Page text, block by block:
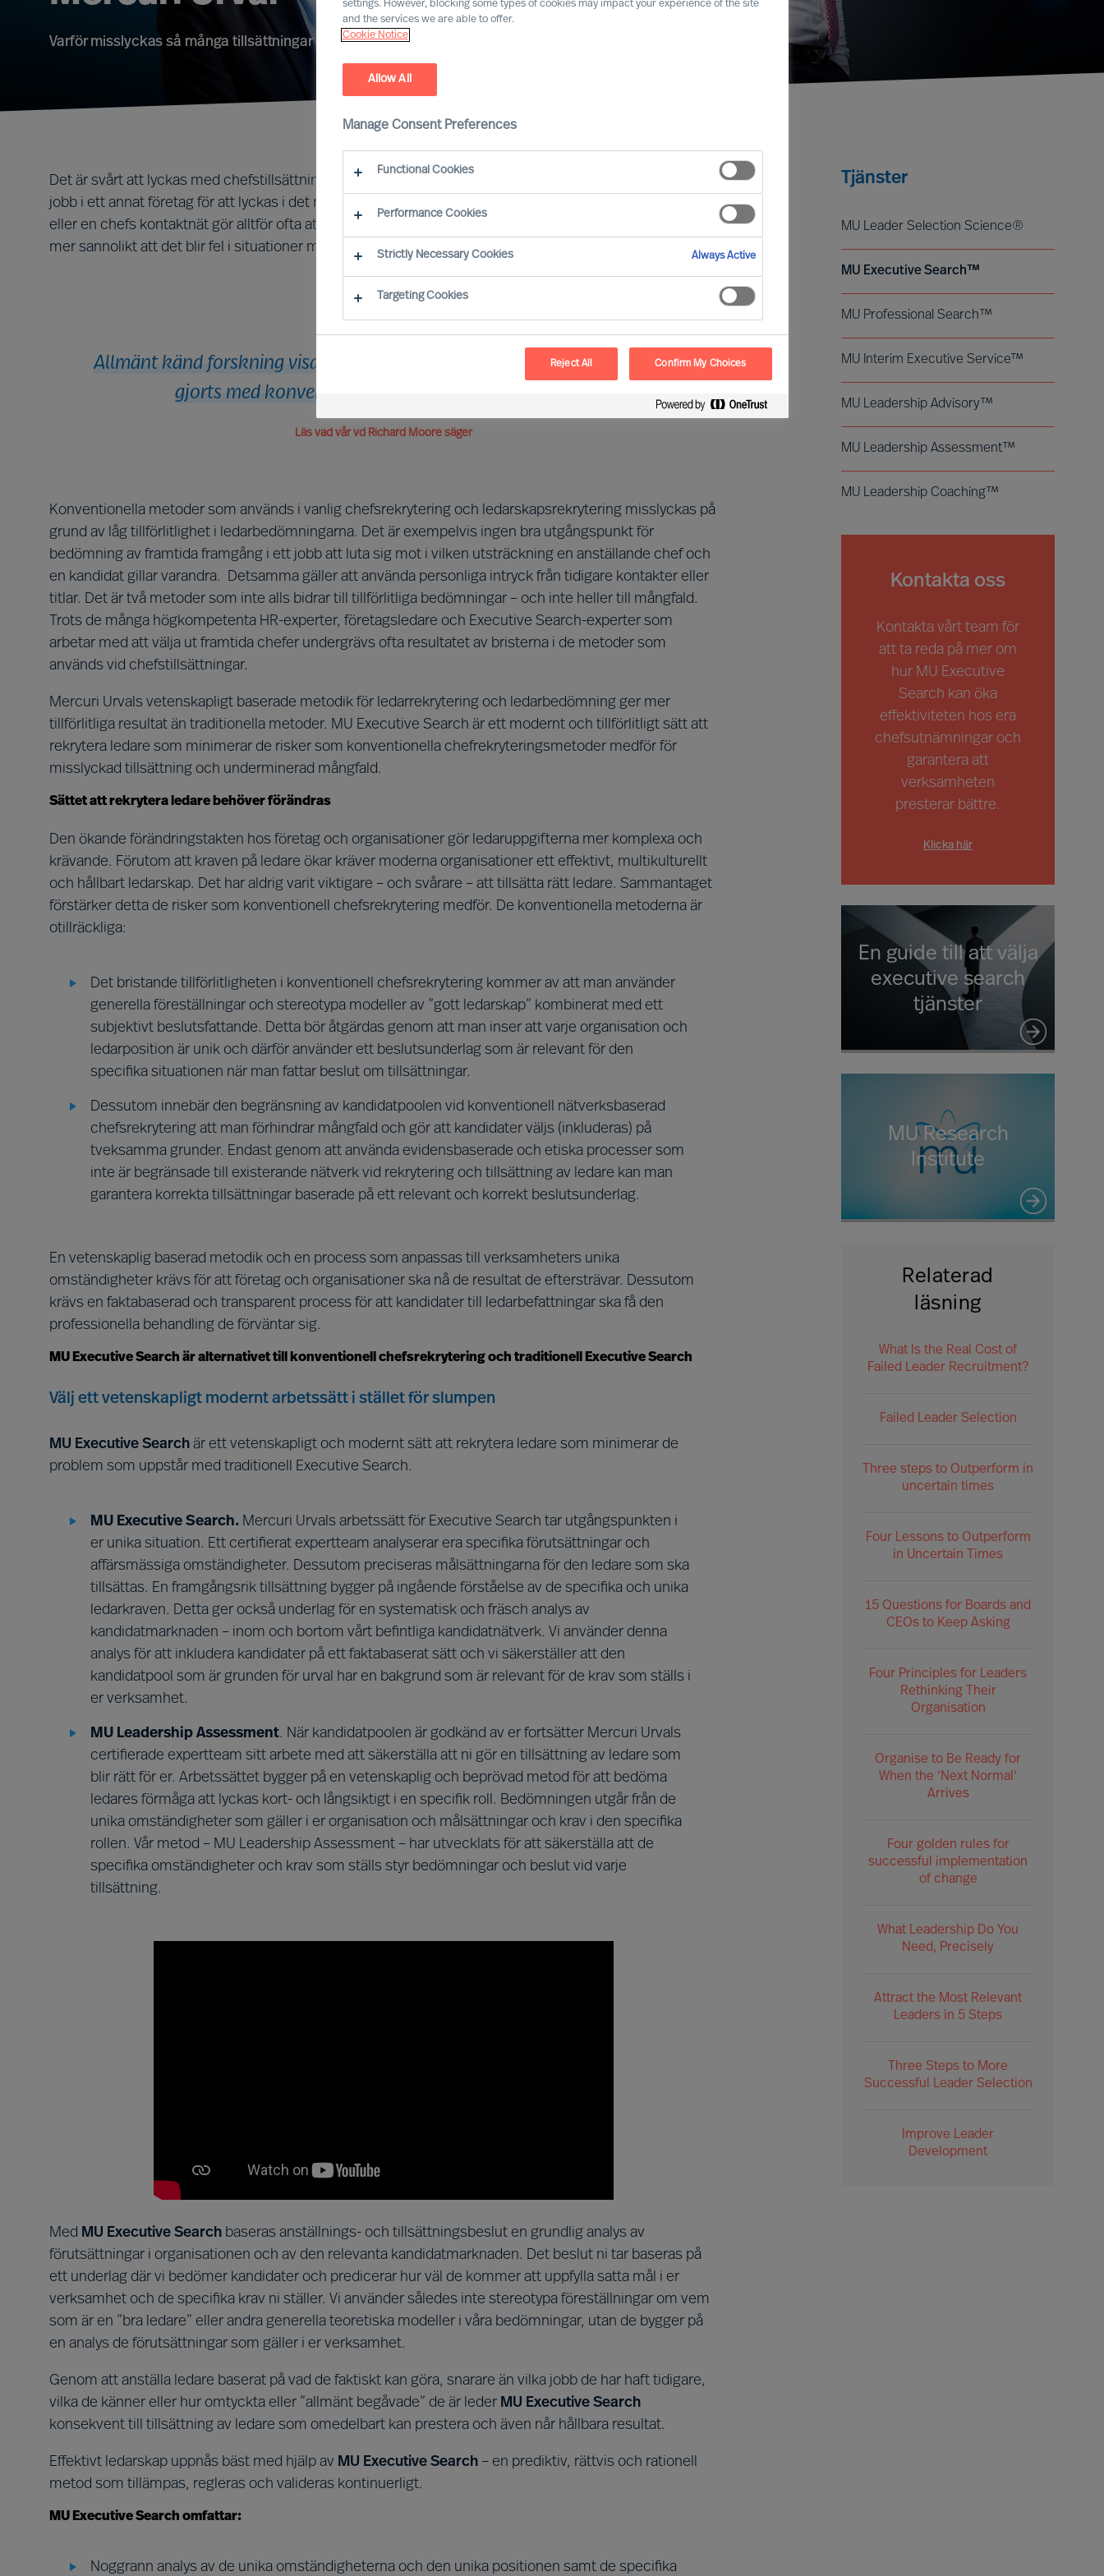
Varför misslyckas så många tillsättningar med konventionell chefsrekrytering?
Det är svårt att lyckas med chefstillsättningar. Det räcker inte med att ha erfarenhet från ett liknande
jobb i ett annat företag för att lyckas i det nya jobbet. Och att enbart förlita sig på en rekryteringskonsults
eller en chefs kontaktnät gör alltför ofta att man riskerar att misslyckas med rekryteringen. Det är ännu
mer sannolikt att det blir fel i situationer med hög förändringstakt och ledaruppgifterna är komplexa.
Allmänt känd forskning visar att 40–60 % av de chefstillsättningar som
gjorts med konventionella metoder har misslyckats.
Läs vad vår vd Richard Moore säger
Konventionella metoder som används i vanlig chefsrekrytering och ledarskapsrekrytering misslyckas på
grund av låg tillförlitlighet i ledarbedömningarna. Det är exempelvis ingen bra utgångspunkt för
bedömning av framtida framgång i ett jobb att luta sig mot i vilken utsträckning en anställande chef och
en kandidat gillar varandra. Detsamma gäller att använda personliga intryck från tidigare kontakter eller
titlar. Det är två metoder som inte alls bidrar till tillförlitliga bedömningar – och inte heller till mångfald.
Trots de många högkompetenta HR-experter, företagsledare och Executive Search-experter som
arbetar med att välja ut framtida chefer undergrävs ofta resultatet av bristerna i de metoder som
används vid chefstillsättningar.
Mercuri Urvals vetenskapligt baserade metodik för ledarrekrytering och ledarbedömning ger mer
tillförlitliga resultat än traditionella metoder. MU Executive Search är ett modernt och tillförlitligt sätt att
rekrytera ledare som minimerar de risker som konventionella chefrekryteringsmetoder medför för
misslyckad tillsättning och underminerad mångfald.
Sättet att rekrytera ledare behöver förändras
Den ökande förändringstakten hos företag och organisationer gör ledaruppgifterna mer komplexa och
krävande. Förutom att kraven på ledare ökar kräver moderna organisationer ett effektivt, multikulturellt
och hållbart ledarskap. Det har aldrig varit viktigare – och svårare – att tillsätta rätt ledare. Sammantaget
förstärker detta de risker som konventionell chefsrekrytering medför. De konventionella metoderna är
otillräckliga:
Det bristande tillförlitligheten i konventionell chefsrekrytering kommer av att man använder
generella föreställningar och stereotypa modeller av ”gott ledarskap” kombinerat med ett
subjektivt beslutsfattande. Detta bör åtgärdas genom att man inser att varje organisation och
ledarposition är unik och därför använder ett beslutsunderlag som är relevant för den
specifika situationen när man fattar beslut om tillsättningar.
Dessutom innebär den begränsning av kandidatpoolen vid konventionell nätverksbaserad
chefsrekrytering att man förhindrar mångfald och gör att kandidater väljs (inkluderas) på
tveksamma grunder. Endast genom att använda evidensbaserade och etiska processer som
inte är begränsade till existerande nätverk vid rekrytering och tillsättning av ledare kan man
garantera korrekta tillsättningar baserade på ett relevant och korrekt beslutsunderlag.
En vetenskaplig baserad metodik och en process som anpassas till verksamheters unika
omständigheter krävs för att företag och organisationer ska nå de resultat de eftersträvar. Dessutom
krävs en faktabaserad och transparent process för att kandidater till ledarbefattningar ska få den
professionella behandling de förväntar sig.
MU Executive Search är alternativet till konventionell chefsrekrytering och traditionell Executive Search
Välj ett vetenskapligt modernt arbetssätt i stället för slumpen
MU Executive Search är ett vetenskapligt och modernt sätt att rekrytera ledare som minimerar de
problem som uppstår med traditionell Executive Search.
MU Executive Search. Mercuri Urvals arbetssätt för Executive Search tar utgångspunkten i
er unika situation. Ett certifierat expertteam analyserar era specifika förutsättningar och
affärsmässiga omständigheter. Dessutom preciseras målsättningarna för den ledare som ska
tillsättas. En framgångsrik tillsättning bygger på ingående förståelse av de specifika och unika
ledarkraven. Detta ger också underlag för en systematisk och fräsch analys av
kandidatmarknaden – inom och bortom vårt befintliga kandidatnätverk. Vi använder denna
analys för att inkludera kandidater på ett faktabaserat sätt och vi säkerställer att den
kandidatpool som är grunden för urval har en bakgrund som är relevant för de krav som ställs i
er verksamhet.
MU Leadership Assessment. När kandidatpoolen är godkänd av er fortsätter Mercuri Urvals
certifierade expertteam sitt arbete med att säkerställa att ni gör en tillsättning av ledare som
blir rätt för er. Arbetssättet bygger på en vetenskaplig och beprövad metod för att bedöma
ledares förmåga att lyckas kort- och långsiktigt i en specifik roll. Bedömningen utgår från de
unika omständigheter som gäller i er organisation och målsättningar och krav i den specifika
rollen. Vår metod – MU Leadership Assessment – har utvecklats för att säkerställa att de
specifika omständigheter och krav som ställs styr bedömningar och beslut vid varje
tillsättning.
Med MU Executive Search baseras anställnings- och tillsättningsbeslut en grundlig analys av
förutsättningar i organisationen och av den relevanta kandidatmarknaden. Det beslut ni tar baseras på
ett underlag där vi bedömer kandidater och predicerar hur väl de kommer att uppfylla satta mål i er
verksamhet och de specifika krav ni ställer. Vi använder således inte stereotypa föreställningar om vem
som är en ”bra ledare” eller andra generella teoretiska modeller i våra bedömningar, utan de bygger på
en analys de förutsättningar som gäller i er verksamhet.
Genom att anställa ledare baserat på vad de faktiskt kan göra, snarare än vilka jobb de har haft tidigare,
vilka de känner eller hur omtyckta eller ”allmänt begåvade” de är leder MU Executive Search
konsekvent till tillsättning av ledare som omedelbart kan prestera och även når hållbara resultat.
Effektivt ledarskap uppnås bäst med hjälp av MU Executive Search – en prediktiv, rättvis och rationell
metod som tillämpas, regleras och valideras kontinuerligt.
MU Executive Search omfattar:
Noggrann analys av de unika omständigheterna och den unika positionen samt de specifika
Tjänster
MU Leader Selection Science®
MU Executive Search™
MU Professional Search™
MU Interim Executive Service™
MU Leadership Advisory™
MU Leadership Assessment™
MU Leadership Coaching™
Kontakta oss
Kontakta vårt team för
att ta reda på mer om
hur MU Executive
Search kan öka
effektiviteten hos era
chefsutnämningar och
garantera att
verksamheten
presterar bättre.
Klicka här
En guide till att välja
executive search
tjänster
MU Research
Institute
Relaterad
läsning
What Is the Real Cost of
Failed Leader Recruitment?
Failed Leader Selection
Three steps to Outperform in
uncertain times
Four Lessons to Outperform
in Uncertain Times
15 Questions for Boards and
CEOs to Keep Asking
Four Principles for Leaders
Rethinking Their
Organisation
Organise to Be Ready for
When the 'Next Normal'
Arrives
Four golden rules for
successful implementation
of change
What Leadership Do You
Need, Precisely
Attract the Most Relevant
Leaders in 5 Steps
Three Steps to More
Successful Leader Selection
Improve Leader
Development
settings. However, blocking some types of cookies may impact your experience of the site
and the services we are able to offer.
Cookie Notice
Allow All
Manage Consent Preferences
Functional Cookies
Performance Cookies
Strictly Necessary Cookies Always Active
Targeting Cookies
Reject All Confirm My Choices